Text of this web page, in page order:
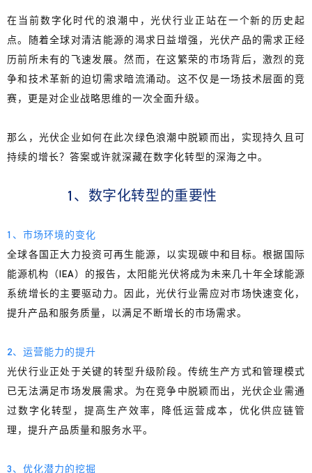
在当前数字化时代的浪潮中，光伏行业正站在一个新的历史起
点。随着全球对清洁能源的渴求日益增强，光伏产品的需求正经
历前所未有的飞速发展。然而，在这繁荣的市场背后，激烈的竞
争和技术革新的迫切需求暗流涌动。这不仅是一场技术层面的竞
赛，更是对企业战略思维的一次全面升级。
那么，光伏企业如何在此次绿色浪潮中脱颖而出，实现持久且可
持续的增长？答案或许就深藏在数字化转型的深海之中。
1、数字化转型的重要性
1、市场环境的变化
全球各国正大力投资可再生能源，以实现碳中和目标。根据国际
能源机构（IEA）的报告，太阳能光伏将成为未来几十年全球能源
系统增长的主要驱动力。因此，光伏行业需应对市场快速变化，
提升产品和服务质量，以满足不断增长的市场需求。
2、运营能力的提升
光伏行业正处于关键的转型升级阶段。传统生产方式和管理模式
已无法满足市场发展需求。为在竞争中脱颖而出，光伏企业需通
过数字化转型，提高生产效率，降低运营成本，优化供应链管
理，提升产品质量和服务水平。
3、优化潜力的挖掘